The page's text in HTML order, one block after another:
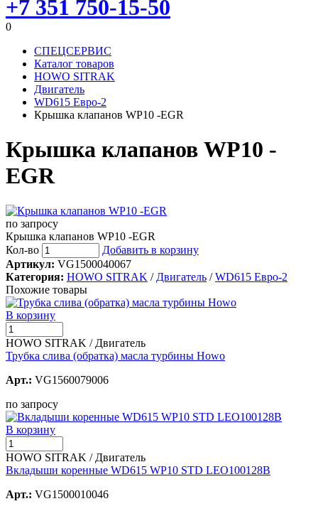
+7 351 750-15-50
0
СПЕЦСЕРВИС
Каталог товаров
HOWO SITRAK
Двигатель
WD615 Евро-2
Крышка клапанов WP10 -EGR
Крышка клапанов WP10 -
EGR
по запросу
Крышка клапанов WP10 -EGR
Кол-во
Добавить в корзину
Артикул: VG1500040067
Категория: HOWO SITRAK / Двигатель /WD615 Евро-2
Похожие товары
В корзину
HOWO SITRAK / Двигатель
Трубка слива (обратка) масла турбины Howo
Арт.: VG1560079006
по запросу
В корзину
HOWO SITRAK / Двигатель
Вкладыши коренные WD615 WP10 STD LEO100128B
Арт.: VG1500010046